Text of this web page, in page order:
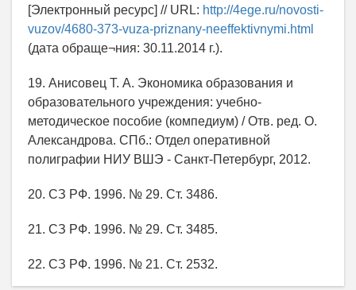
[Электронный ресурс] // URL: http://4ege.ru/novosti-
vuzov/4680-373-vuza-priznany-neeffektivnymi.html
(дата обраще¬ния: 30.11.2014 г.).
19. Анисовец Т. А. Экономика образования и
образовательного учреждения: учебно-
методическое пособие (компедиум) / Отв. ред. О.
Александрова. СПб.: Отдел оперативной
полиграфии НИУ ВШЭ - Санкт-Петербург, 2012.
20. СЗ РФ. 1996. № 29. Ст. 3486.
21. СЗ РФ. 1996. № 29. Ст. 3485.
22. СЗ РФ. 1996. № 21. Ст. 2532.